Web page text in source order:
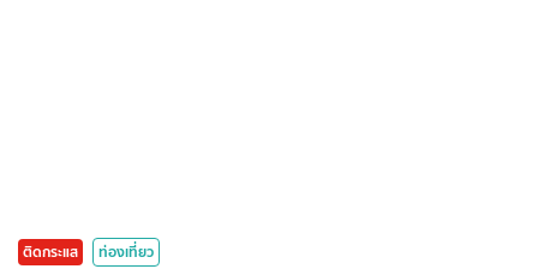
ติดกระแส ท่องเที่ยว